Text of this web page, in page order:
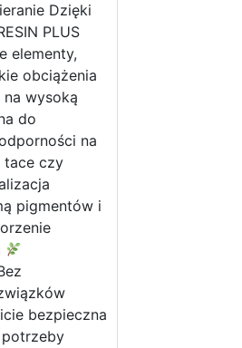
Dzięki
PLUS
elementy,
obciążenia
wysoką
do
na
tace czy
pigmentów i
bezpieczna